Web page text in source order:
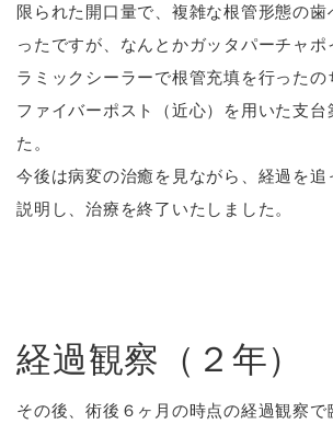
限られた開口量で、複雑な根管形態の歯
ったですが、なんとかガッタパーチャポ
ラミックシーラーで根管充填を行ったの
ファイバーポスト（近心）を用いた支台
た。
今後は病変の治癒を見ながら、経過を追
説明し、治療を終了いたしました。
経過観察（２年）
その後、術後６ヶ月の時点の経過観察で